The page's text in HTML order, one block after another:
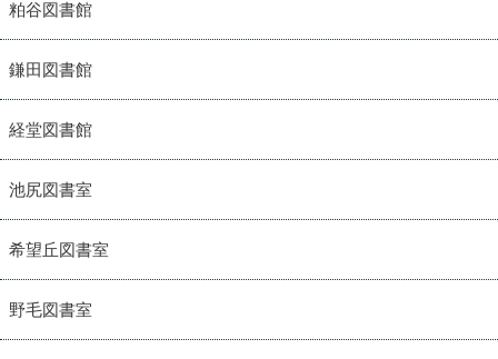
粕谷図書館
鎌田図書館
経堂図書館
池尻図書室
希望丘図書室
野毛図書室